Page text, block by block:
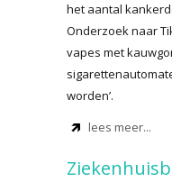
het aantal
Onderzoek naar
vapes met
worden’.
lees meer...